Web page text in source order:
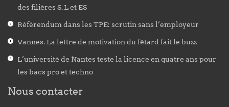
des filières S, L et ES
Référendum dans les TPE: scrutin sans l’employeur
Vannes. La lettre de motivation du fêtard fait le buzz
L’université de Nantes teste la licence en quatre ans pour
les bacs pro et techno
Nous contacter